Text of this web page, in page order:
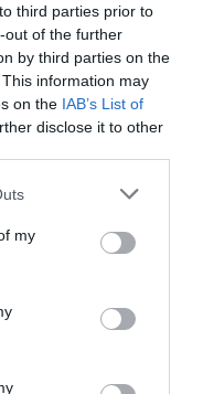
third parties prior to
out of the further
by third parties on the
information may
on the IAB’s List of
disclose it to other
my
η φωνή του
να παίζεις
σε ρωτάει ο Ιαβέρης
του στην Εθνική
να πηγαίνεις με 180
το ένα χέρι, θα
αγαπημένο σου